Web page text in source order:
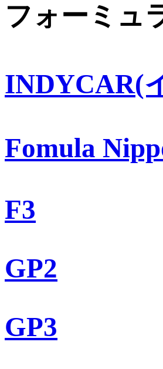
フォーミュ
INDYCAR(
Fomula
F3
GP2
GP3